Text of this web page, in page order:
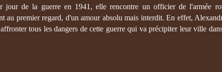
jour de la guerre en 1941, elle rencontre un officier de l'armée
au premier regard, d'un amour absolu mais interdit. En effet,
tous les dangers de cette guerre qui va précipiter leur ville